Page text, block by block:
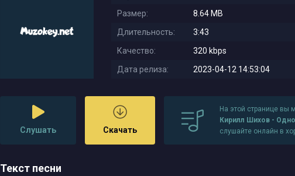
Размер:
8.64 MB
Длительность:
3:43
Качество:
320 kbps
Дата релиза:
2023-04-12 14:53:04
Слушать Скачать
На этой странице вы
Кирилл Шихов -
слушайте онлайн в
Текст песни